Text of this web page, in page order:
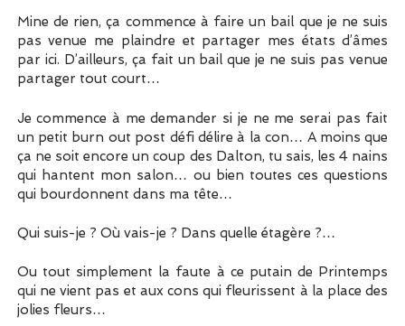
Mine de rien, ça commence à faire un bail que je ne suis
pas venue me plaindre et partager mes états d’âmes
par ici. D’ailleurs, ça fait un bail que je ne suis pas venue
partager tout court…
Je commence à me demander si je ne me serai pas fait
un petit burn out post défi délire à la con… A moins que
ça ne soit encore un coup des Dalton, tu sais, les 4 nains
qui hantent mon salon… ou bien toutes ces questions
qui bourdonnent dans ma tête…
Qui suis-je ? Où vais-je ? Dans quelle étagère ?…
Ou tout simplement la faute à ce putain de Printemps
qui ne vient pas et aux cons qui fleurissent à la place des
jolies fleurs…